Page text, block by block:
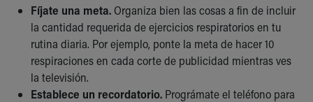
Fíjate una meta. Organiza bien las cosas a fin de incluir
la cantidad requerida de ejercicios respiratorios en tu
rutina diaria. Por ejemplo, ponte la meta de hacer 10
respiraciones en cada corte de publicidad mientras ves
la televisión.
Establece un recordatorio. Prográmate el teléfono para